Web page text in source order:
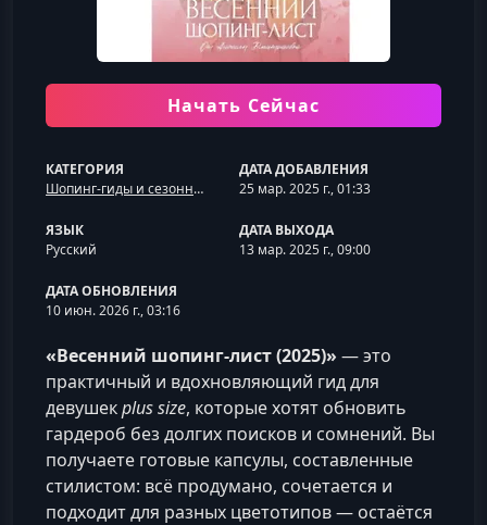
Начать Сейчас
КАТЕГОРИЯ
Шопинг-гиды и сезонные капсулы
ДАТА ДОБАВЛЕНИЯ
25 мар. 2025 г., 01:33
ЯЗЫК
Русский
ДАТА ВЫХОДА
13 мар. 2025 г., 09:00
ДАТА ОБНОВЛЕНИЯ
10 июн. 2026 г., 03:16
«Весенний шопинг‑лист (2025)» — это
практичный и вдохновляющий гид для
девушекplus size, которые хотят обновить
гардероб без долгих поисков и сомнений. Вы
получаете готовые капсулы, составленные
стилистом: всё продумано, сочетается и
подходит для разных цветотипов — остаётся